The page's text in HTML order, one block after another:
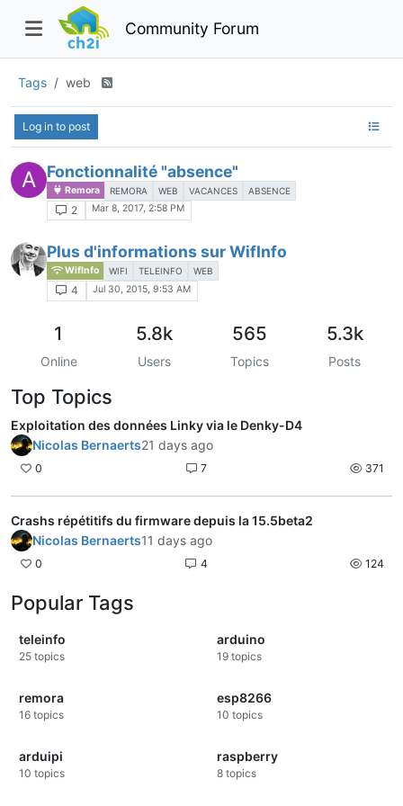
Community Forum
Tags web
Log in to post
A Fonctionnalité "absence"
Remora REMORA WEB VACANCES ABSENCE
2 Mar 8, 2017, 2:58 PM
Plus d'informations sur WifInfo
WifInfo WIFI TELEINFO WEB
4 Jul 30, 2015, 9:53 AM
1
Online
5.8k
Users
565
Topics
5.3k
Posts
Top Topics
Exploitation des données Linky via le Denky-D4
Nicolas Bernaerts21 days ago
0 7 371
Crashs répétitifs du firmware depuis la 15.5beta2
Nicolas Bernaerts11 days ago
0 4 124
Popular Tags
teleinfo
25 topics
arduino
19 topics
remora
16 topics
esp8266
10 topics
arduipi
10 topics
raspberry
8 topics